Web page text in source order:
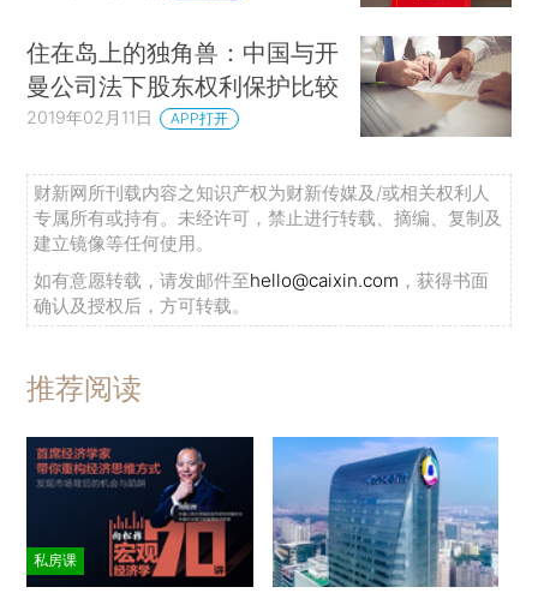
住在岛上的独角兽：中国与开
曼公司法下股东权利保护比较
2019年02月11日 APP打开
财新网所刊载内容之知识产权为财新传媒及/或相关权利人
专属所有或持有。未经许可，禁止进行转载、摘编、复制及
建立镜像等任何使用。
如有意愿转载，请发邮件至hello@caixin.com ，获得书面
确认及授权后，方可转载。
推荐阅读
私房课